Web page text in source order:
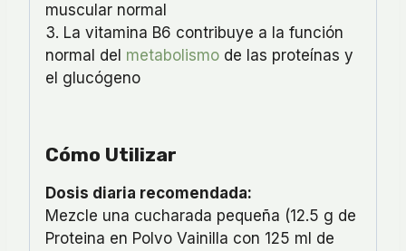
muscular normal
3. La vitamina B6 contribuye a la función
normal del metabolismo de las proteínas y
el glucógeno
Cómo Utilizar
Dosis diaria recomendada:
Mezcle una cucharada pequeña (12.5 g de
Proteina en Polvo Vainilla con 125 ml de